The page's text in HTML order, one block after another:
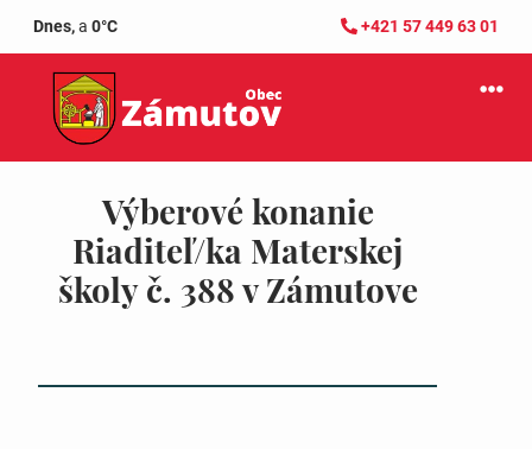
Dnes,a 0°C +421 57 449 63 01
Výberové konanie
Riaditeľ/ka Materskej
školy č. 388 v Zámutove